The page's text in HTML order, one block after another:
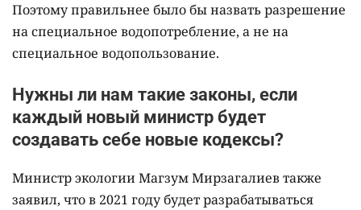
Поэтому правильнее было бы назвать разрешение
на специальное водопотребление, а не на
специальное водопользование.
Нужны ли нам такие законы, если
каждый новый министр будет
создавать себе новые кодексы?
Министр экологии Магзум Мирзагалиев также
заявил, что в 2021 году будет разрабатываться